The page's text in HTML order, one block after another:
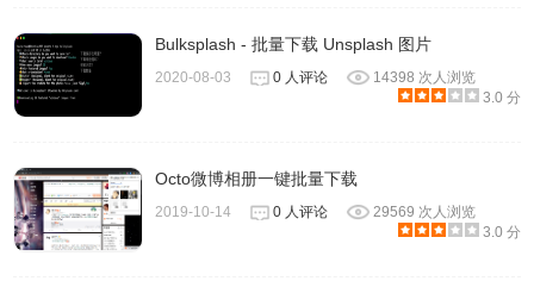
Bulksplash - 批量下载 Unsplash 图片
2020-08-03 0 人评论
14398 次人浏览
3.0 分
Octo微博相册一键批量下载
2019-10-14 0 人评论
29569 次人浏览
3.0 分